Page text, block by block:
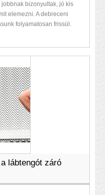
bizonyultak, jó kis
elemezni. A debreceni
folyamatosan frissül.
lábtengót záró